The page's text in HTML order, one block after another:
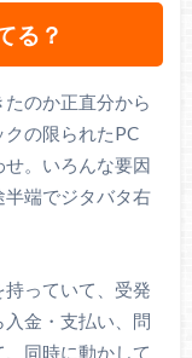
る？
のか正直分から
の限られたPC
。いろんな要因
端でジタバタ右
っていて、受発
金・支払い、問
同時に動かして